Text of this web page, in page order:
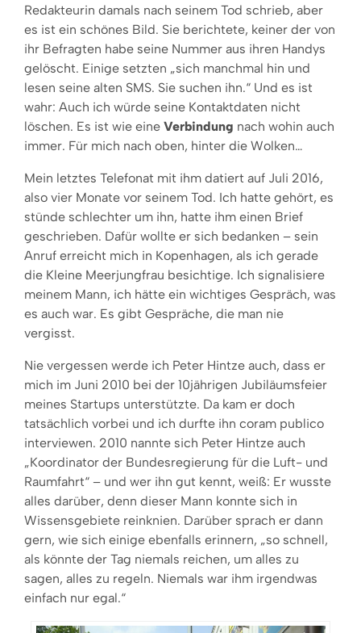
Redakteurin damals nach seinem Tod schrieb, aber
es ist ein schönes Bild. Sie berichtete, keiner der von
ihr Befragten habe seine Nummer aus ihren Handys
gelöscht. Einige setzten „sich manchmal hin und
lesen seine alten SMS. Sie suchen ihn.“ Und es ist
wahr: Auch ich würde seine Kontaktdaten nicht
löschen. Es ist wie eine Verbindung nach wohin auch
immer. Für mich nach oben, hinter die Wolken…
Mein letztes Telefonat mit ihm datiert auf Juli 2016,
also vier Monate vor seinem Tod. Ich hatte gehört, es
stünde schlechter um ihn, hatte ihm einen Brief
geschrieben. Dafür wollte er sich bedanken – sein
Anruf erreicht mich in Kopenhagen, als ich gerade
die Kleine Meerjungfrau besichtige. Ich signalisiere
meinem Mann, ich hätte ein wichtiges Gespräch, was
es auch war. Es gibt Gespräche, die man nie
vergisst.
Nie vergessen werde ich Peter Hintze auch, dass er
mich im Juni 2010 bei der 10jährigen Jubiläumsfeier
meines Startups unterstützte. Da kam er doch
tatsächlich vorbei und ich durfte ihn coram publico
interviewen. 2010 nannte sich Peter Hintze auch
„Koordinator der Bundesregierung für die Luft- und
Raumfahrt“ – und wer ihn gut kennt, weiß: Er wusste
alles darüber, denn dieser Mann konnte sich in
Wissensgebiete reinknien. Darüber sprach er dann
gern, wie sich einige ebenfalls erinnern, „so schnell,
als könnte der Tag niemals reichen, um alles zu
sagen, alles zu regeln. Niemals war ihm irgendwas
einfach nur egal.“